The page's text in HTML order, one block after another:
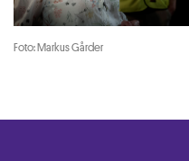
Foto: Markus Gårder